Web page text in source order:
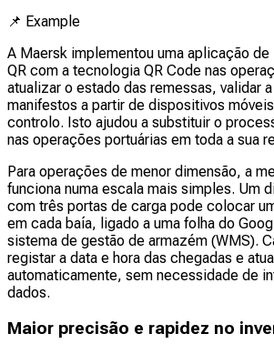
📌 Example
A Maersk implementou uma aplicação
QR com a tecnologia QR Code nas
atualizar o estado das remessas, validar
manifestos a partir de dispositivos
controlo. Isto ajudou a substituir o
nas operações portuárias em toda a sua
Para operações de menor dimensão, a
funciona numa escala mais simples. Um
com três portas de carga pode colocar
em cada baía, ligado a uma folha do
sistema de gestão de armazém (WMS).
registar a data e hora das chegadas e
automaticamente, sem necessidade de
dados.
Maior precisão e rapidez no